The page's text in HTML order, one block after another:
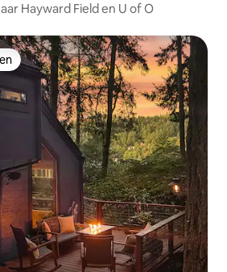
Hayward Field en U of O